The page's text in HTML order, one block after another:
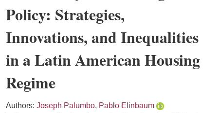
Policy: Strategies,
Innovations, and Inequalities
in a Latin American Housing
Regime
Authors: Joseph Palumbo, Pablo Elinbaum